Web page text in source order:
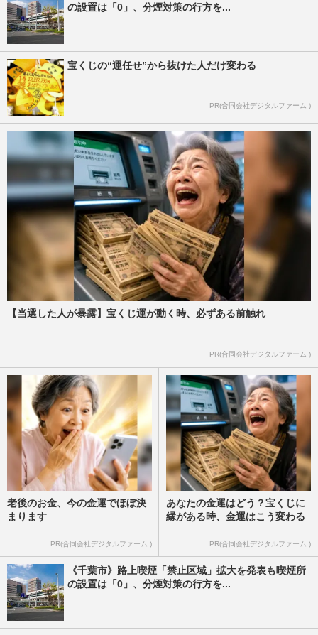
の設置は「0」、分煙対策の行方を...
宝くじの“運任せ”から抜けた人だけ変わる
PR(合同会社デジタルファーム )
【当選した人が暴露】宝くじ運が動く時、必ずある前触れ
PR(合同会社デジタルファーム )
老後のお金、今の金運でほぼ決
まります
PR(合同会社デジタルファーム )
あなたの金運はどう？宝くじに
縁がある時、金運はこう変わる
PR(合同会社デジタルファーム )
《千葉市》路上喫煙「禁止区域」拡大を発表も喫煙所
の設置は「0」、分煙対策の行方を...